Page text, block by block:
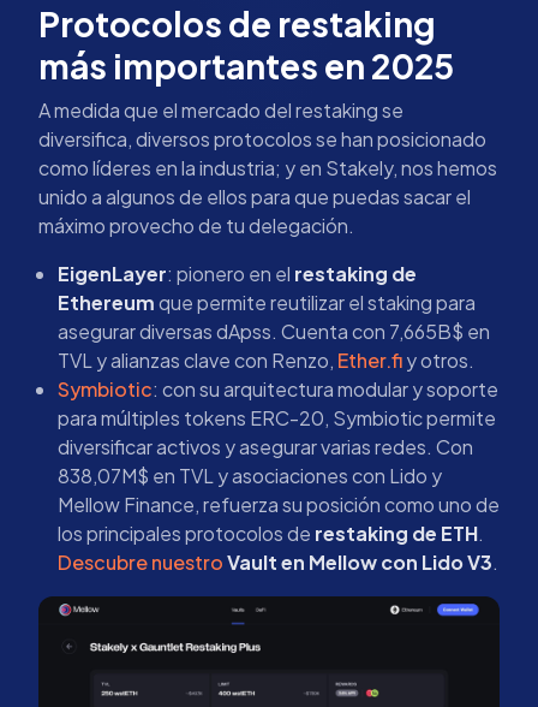
Protocolos de restaking
más importantes en 2025
A medida que el mercado del restaking se
diversifica, diversos protocolos se han posicionado
como líderes en la industria; y en Stakely, nos hemos
unido a algunos de ellos para que puedas sacar el
máximo provecho de tu delegación.
EigenLayer: pionero en el restaking de
Ethereumque permite reutilizar el staking para
asegurar diversas dApss. Cuenta con 7,665B$ en
TVL y alianzas clave con Renzo, Ether.fiy otros.
Symbiotic: con su arquitectura modular y soporte
para múltiples tokens ERC-20, Symbiotic permite
diversificar activos y asegurar varias redes. Con
838,07M$ en TVL y asociaciones con Lido y
Mellow Finance, refuerza su posición como uno de
los principales protocolos de restaking de ETH.
Descubre nuestroVault en Mellow con Lido V3.